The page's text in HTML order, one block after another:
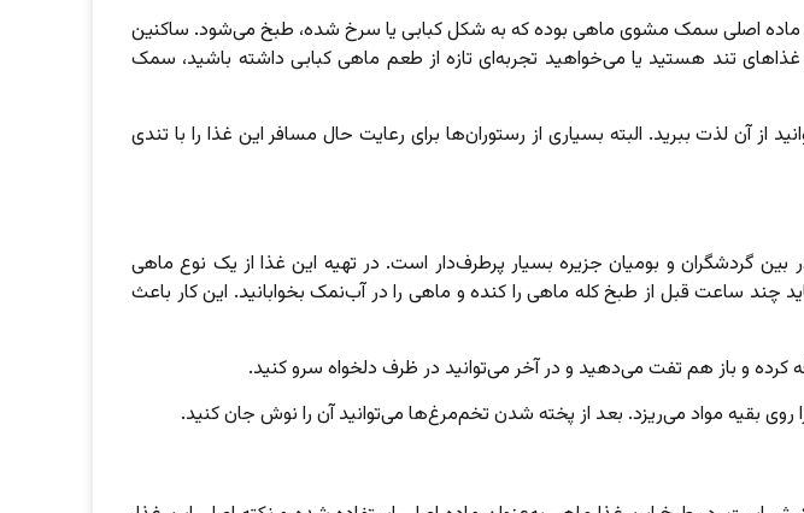
ماده اصلی سمک مشوی ماهی بوده که به شکل کبابی یا سرخ شده، طبخ می‌شود. ساکنین
تند هستید یا می‌خواهید تجربه‌ای تازه از طعم ماهی کبابی داشته باشید، سمک
از آن لذت ببرید. البته بسیاری از رستوران‌ها برای رعایت حال مسافر این غذا را با تندی
گردشگران و بومیان جزیره بسیار پرطرف‌دار است. در تهیه این غذا از یک نوع ماهی
چند ساعت قبل از طبخ کله‌ ماهی را کنده و ماهی را در آب‌نمک بخوابانید. این کار باعث
کرده و باز هم تفت می‌دهید و در آخر می‌توانید در ظرف دلخواه سرو کنید.
بقیه مواد می‌ریزد. بعد از پخته شدن تخم‌مرغ‌ها می‌توانید آن را نوش جان کنید.